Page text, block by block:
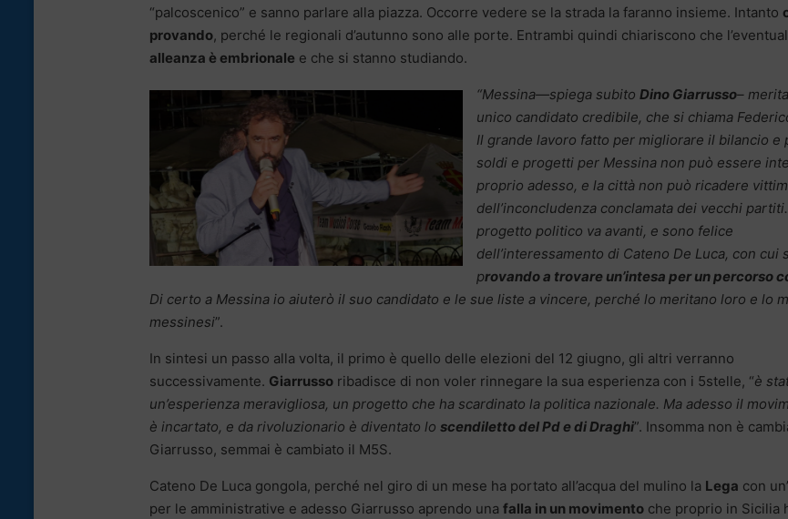
“palcoscenico” e sanno parlare alla piazza. Occorre vedere se la strada la faranno insieme. Intanto
provando, perché le regionali d’autunno sono alle porte. Entrambi quindi chiariscono che
alleanza è embrionale e che si stanno studiando.
“Messina—spiega subito Dino Giarrusso–
unico candidato credibile, che si chiama
Il grande lavoro fatto per migliorare il bilancio e
soldi e progetti per Messina non può essere
proprio adesso, e la città non può ricadere
dell’inconcludenza conclamata dei vecchi
progetto politico va avanti, e sono felice
dell’interessamento di Cateno De Luca, con cui
provando a trovare un’intesa per un percorso
Di certo a Messina io aiuterò il suo candidato e le sue liste a vincere, perché lo meritano loro e lo
messinesi”.
In sintesi un passo alla volta, il primo è quello delle elezioni del 12 giugno, gli altri verranno
successivamente. Giarrusso ribadisce di non voler rinnegare la sua esperienza con i 5stelle, “è
un’esperienza meravigliosa, un progetto che ha scardinato la politica nazionale. Ma adesso il
è incartato, e da rivoluzionario è diventato lo scendiletto del Pd e di Draghi”. Insomma non è
Giarrusso, semmai è cambiato il M5S.
Cateno De Luca gongola, perché nel giro di un mese ha portato all’acqua del mulino la Lega con
per le amministrative e adesso Giarrusso aprendo una falla in un movimento che proprio in Sicilia